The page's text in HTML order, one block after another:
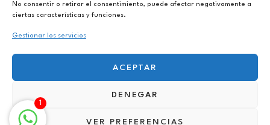
No consentir o retirar el consentimiento, puede afectar negativamente a
ciertas características y funciones.
Gestionar los servicios
ACEPTAR
DENEGAR
VER PREFERENCIAS
Política de cookies
Terapia para la conciliación familiar en Guinardó
1